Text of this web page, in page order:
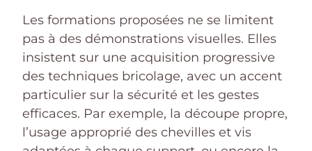
Les formations proposées ne se limitent
pas à des démonstrations visuelles. Elles
insistent sur une acquisition progressive
des techniques bricolage, avec un accent
particulier sur la sécurité et les gestes
efficaces. Par exemple, la découpe propre,
l’usage approprié des chevilles et vis